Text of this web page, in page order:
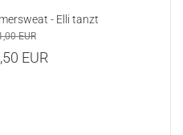
- Elli tanzt
EUR
EUR